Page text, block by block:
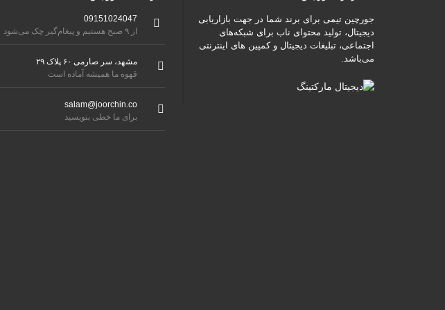
جورچین تیمی برای برند شما در جهت بازاریابی
دیجیتال، تولید محتوای ناب برای شبکه‌های
اجتماعی، تبلیغات دیجیتال و کمپین های اینترنتی
می‌باشد.
09151024047
از ۹ صبح هستیم و پیغام‌گیر چک می‌شود
مشهد، سر صارمی ۶۰ پلاک ۲۹
قهوه ما همیشه آماده است
salam@joorchin.co
برای ما خطی بنویسید